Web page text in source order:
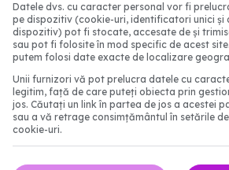
adesea hipoglicemia
scad în timpul nopții. Această
cap, în plus față de transpirații
luați o gustare mică înainte
nopții. De asemenea,
Datele dvs. cu caracter personal vor fi
pe dispozitiv (cookie-uri, identificatori unici și
dispozitiv) pot fi stocate, accesate de și
sau pot fi folosite în mod specific de acest
putem folosi date exacte de localizare
Unii furnizori vă pot prelucra datele cu
legitim, față de care puteți obiecta prin
jos. Căutați un link în partea de jos a acestei
sau a vă retrage consimțământul în setările
cookie-uri.